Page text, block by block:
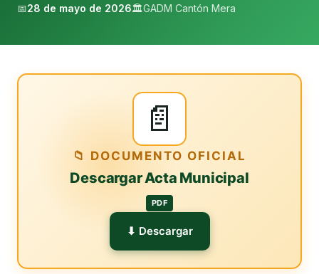
📅28 de mayo de 2026🏛️GADM Cantón Mera
📄
📁 DOCUMENTO OFICIAL
Descargar Acta Municipal
PDF
⬇ Descargar